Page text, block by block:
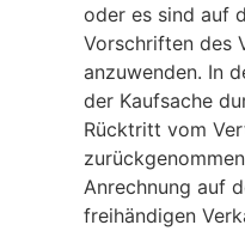
oder es sind auf
Vorschriften des
anzuwenden. In
der Kaufsache
Rücktritt vom
Anrechnung auf
freihändigen